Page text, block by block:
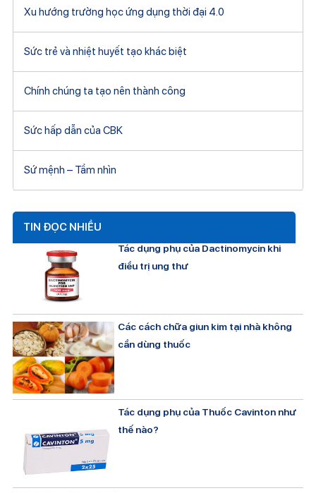
Xu hướng trường học ứng dụng thời đại 4.0
Sức trẻ và nhiệt huyết tạo khác biệt
Chính chúng ta tạo nên thành công
Sức hấp dẫn của CBK
Sứ mệnh – Tầm nhìn
TIN ĐỌC NHIỀU
Tác dụng phụ của Dactinomycin khi
điều trị ung thư
Các cách chữa giun kim tại nhà không
cần dùng thuốc
Tác dụng phụ của Thuốc Cavinton như
thế nào?